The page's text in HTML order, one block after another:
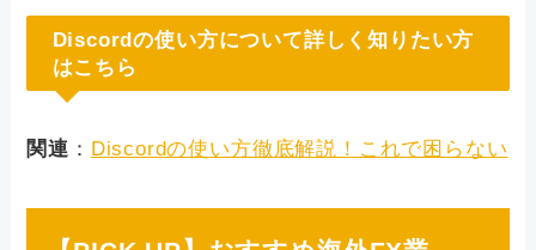
Discordの使い方について詳しく知りたい方
はこちら
関連 ： Discordの使い方徹底解説！これで困らない